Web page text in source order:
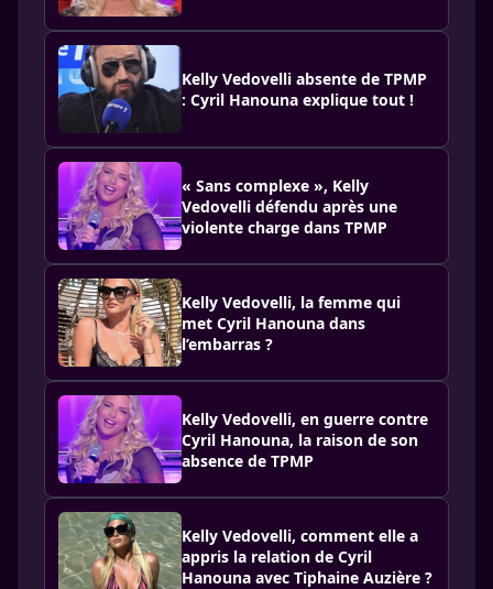
Kelly Vedovelli absente de TPMP
: Cyril Hanouna explique tout !
« Sans complexe », Kelly
Vedovelli défendu après une
violente charge dans TPMP
Kelly Vedovelli, la femme qui
met Cyril Hanouna dans
l’embarras ?
Kelly Vedovelli, en guerre contre
Cyril Hanouna, la raison de son
absence de TPMP
Kelly Vedovelli, comment elle a
appris la relation de Cyril
Hanouna avec Tiphaine Auzière ?